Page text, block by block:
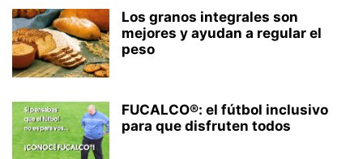
Los granos integrales son
mejores y ayudan a regular el
peso
FUCALCO®: el fútbol inclusivo
para que disfruten todos